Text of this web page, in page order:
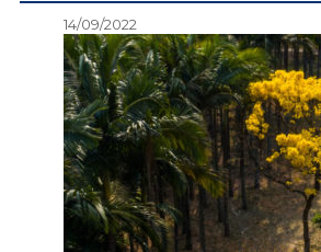
14/09/2022